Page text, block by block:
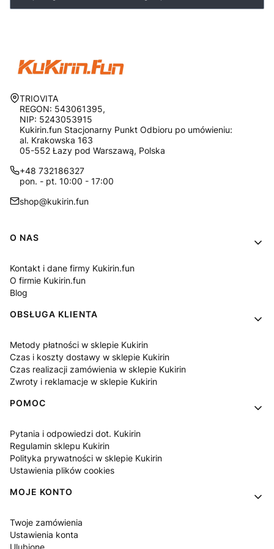
Adres:
TRIOVITA
REGON: 543061395,
NIP: 5243053915
Kukirin.fun Stacjonarny Punkt Odbioru po umówieniu:
al. Krakowska 163
05-552 Łazy pod Warszawą, Polska
+48 732186327
pon. - pt. 10:00 - 17:00
shop@kukirin.fun
Linki w stopce
O NAS
Kontakt i dane firmy Kukirin.fun
O firmie Kukirin.fun
Blog
OBSŁUGA KLIENTA
Metody płatności w sklepie Kukirin
Czas i koszty dostawy w sklepie Kukirin
Czas realizacji zamówienia w sklepie Kukirin
Zwroty i reklamacje w sklepie Kukirin
POMOC
Pytania i odpowiedzi dot. Kukirin
Regulamin sklepu Kukirin
Polityka prywatności w sklepie Kukirin
Ustawienia plików cookies
MOJE KONTO
Twoje zamówienia
Ustawienia konta
Ulubione